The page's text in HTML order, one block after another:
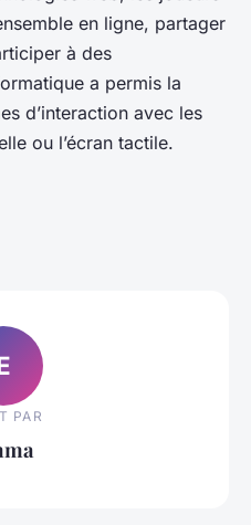
en ligne, partager
à des
a permis la
d’interaction avec les
ou l’écran tactile.
PAR